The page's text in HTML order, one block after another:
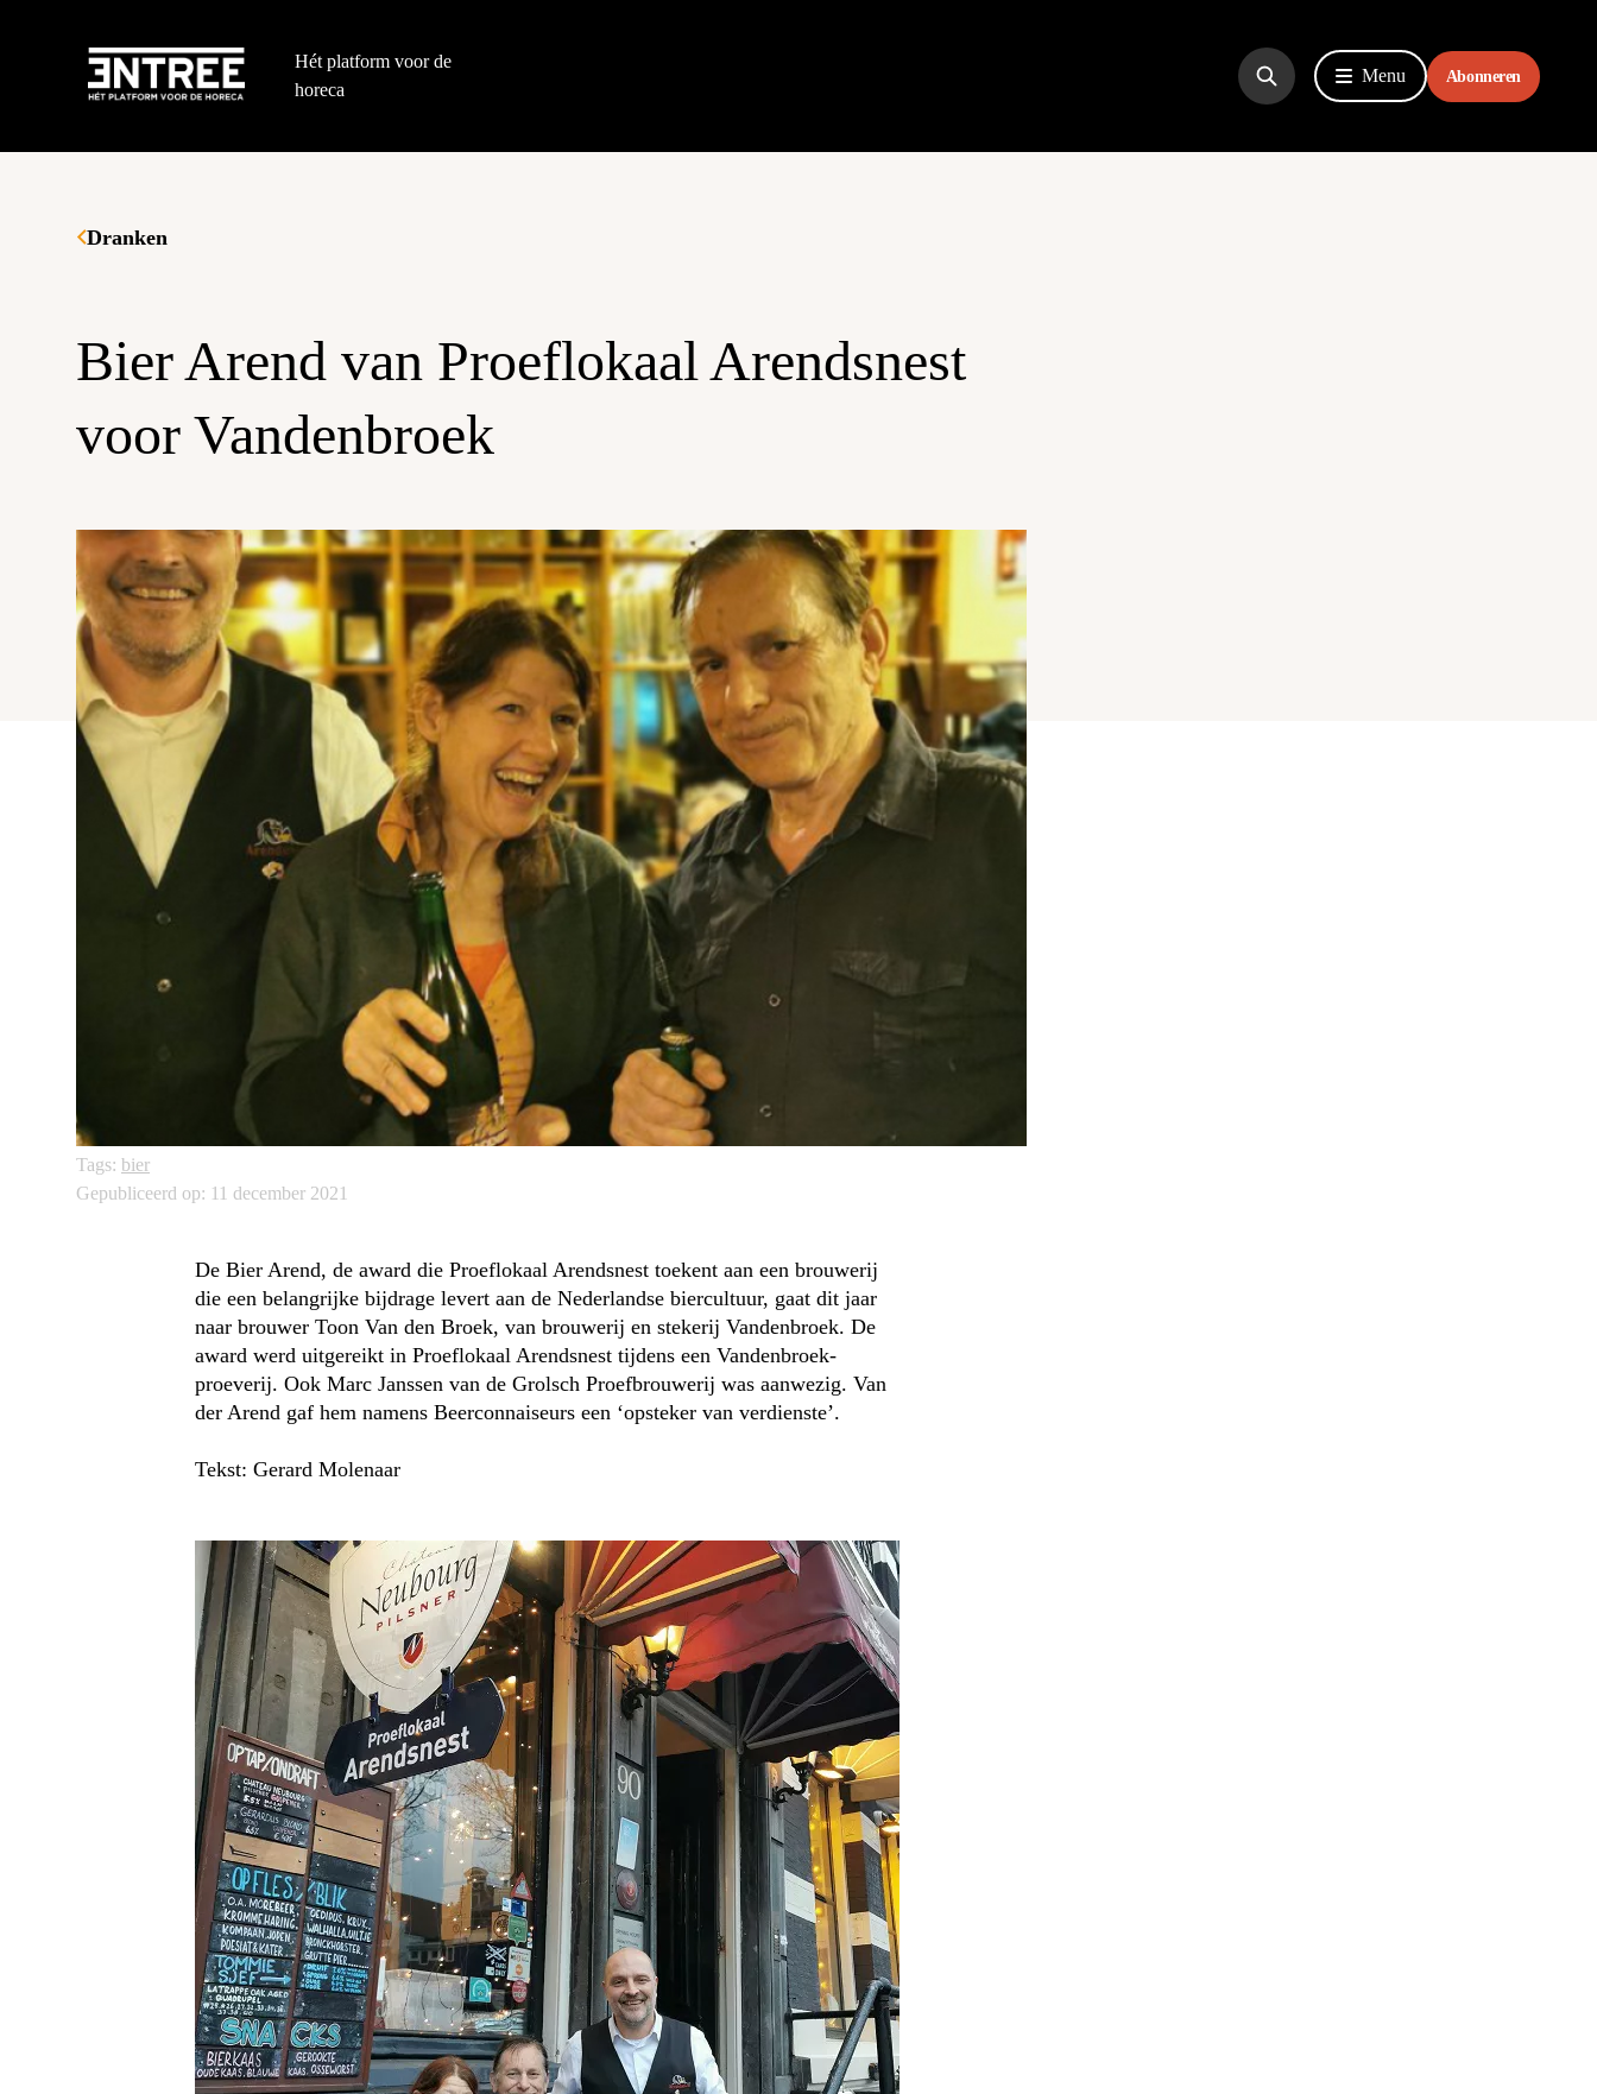
Hét platform voor de
horeca
Menu Abonneren
Dranken
Bier Arend van Proeflokaal Arendsnest
voor Vandenbroek
Tags: bier
Gepubliceerd op: 11 december 2021
De Bier Arend, de award die Proeflokaal Arendsnest toekent aan een brouwerij
die een belangrijke bijdrage levert aan de Nederlandse biercultuur, gaat dit jaar
naar brouwer Toon Van den Broek, van brouwerij en stekerij Vandenbroek. De
award werd uitgereikt in Proeflokaal Arendsnest tijdens een Vandenbroek-
proeverij. Ook Marc Janssen van de Grolsch Proefbrouwerij was aanwezig. Van
der Arend gaf hem namens Beerconnaiseurs een ‘opsteker van verdienste’.
Tekst: Gerard Molenaar